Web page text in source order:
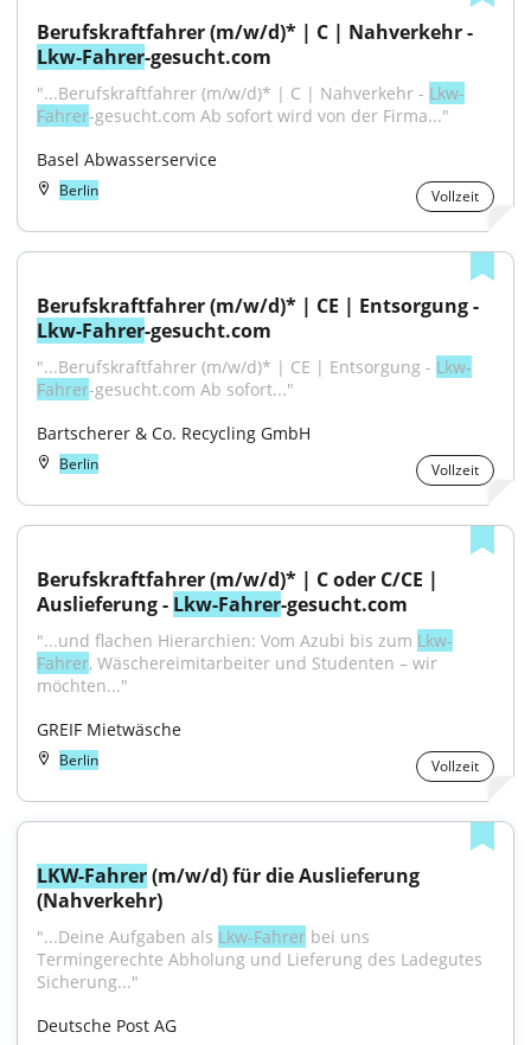
Lkw-Fahrer-gesucht.com
"...Berufskraftfahrer (m/w/d)* | C | Nahverkehr - Lkw-
Fahrer-gesucht.com Ab sofort wird von der Firma..."
Basel Abwasserservice
Berlin Vollzeit
Lkw-Fahrer-gesucht.com
"...Berufskraftfahrer (m/w/d)* | CE | Entsorgung - Lkw-
Fahrer-gesucht.com Ab sofort..."
Bartscherer & Co. Recycling GmbH
Berlin Vollzeit
Berufskraftfahrer (m/w/d)* | C oder C/CE |
Auslieferung - Lkw-Fahrer-gesucht.com
"...und flachen Hierarchien: Vom Azubi bis zum Lkw-
Fahrer, Wäschereimitarbeiter und Studenten – wir
möchten..."
GREIF Mietwäsche
Berlin Vollzeit
LKW-Fahrer (m/w/d) für die Auslieferung
(Nahverkehr)
"...Deine Aufgaben als Lkw-Fahrer bei uns
Termingerechte Abholung und Lieferung des Ladegutes
Sicherung..."
Deutsche Post AG